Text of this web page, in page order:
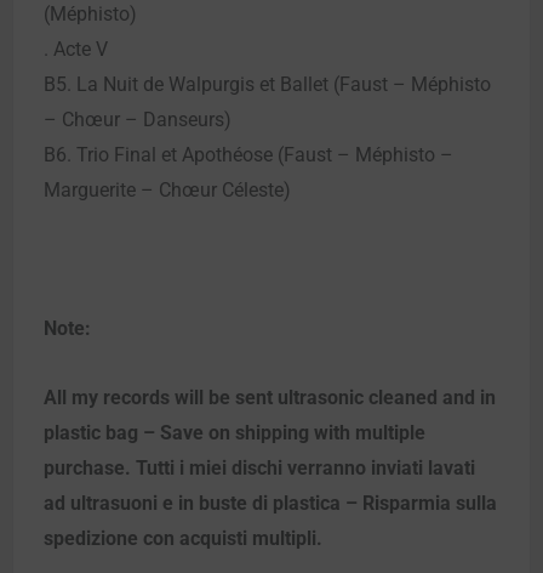
(Méphisto)
. Acte V
B5. La Nuit de Walpurgis et Ballet (Faust – Méphisto
– Chœur – Danseurs)
B6. Trio Final et Apothéose (Faust – Méphisto –
Marguerite – Chœur Céleste)
Note:
All my records will be sent ultrasonic cleaned and in
plastic bag – Save on shipping with multiple
purchase. Tutti i miei dischi verranno inviati lavati
ad ultrasuoni e in buste di plastica – Risparmia sulla
spedizione con acquisti multipli.